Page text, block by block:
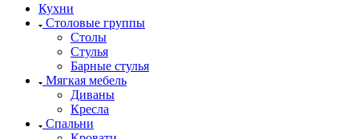
Кухни
Столовые группы
Столы
Стулья
Барные стулья
Мягкая мебель
Диваны
Кресла
Спальни